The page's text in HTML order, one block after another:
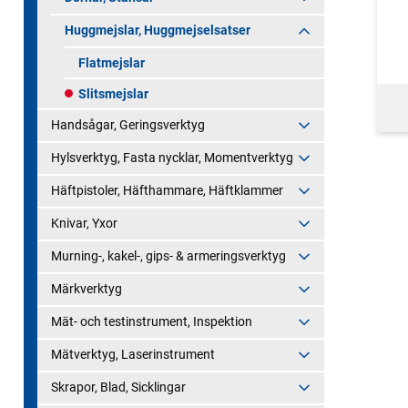
Huggmejslar, Huggmejselsatser
Flatmejslar
Slitsmejslar
Handsågar, Geringsverktyg
Hylsverktyg, Fasta nycklar, Momentverktyg
Häftpistoler, Häfthammare, Häftklammer
Knivar, Yxor
Murning-, kakel-, gips- & armeringsverktyg
Märkverktyg
Mät- och testinstrument, Inspektion
Mätverktyg, Laserinstrument
Skrapor, Blad, Sicklingar